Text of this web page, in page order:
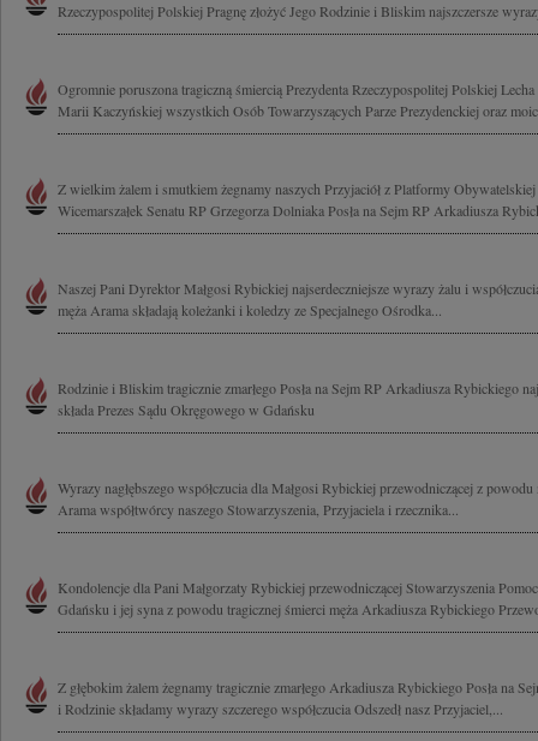
Rzeczypospolitej Polskiej Pragnę złożyć Jego Rodzinie i Bliskim najszczersze
Ogromnie poruszona tragiczną śmiercią Prezydenta Rzeczypospolitej Polskiej
Marii Kaczyńskiej wszystkich Osób Towarzyszących Parze Prezydenckiej oraz
Z wielkim żalem i smutkiem żegnamy naszych Przyjaciół z Platformy
Wicemarszałek Senatu RP Grzegorza Dolniaka Posła na Sejm RP Arkadiusza
Naszej Pani Dyrektor Małgosi Rybickiej najserdeczniejsze wyrazy żalu i
męża Arama składają koleżanki i koledzy ze Specjalnego Ośrodka...
Rodzinie i Bliskim tragicznie zmarłego Posła na Sejm RP Arkadiusza Rybickiego
składa Prezes Sądu Okręgowego w Gdańsku
Wyrazy nagłębszego współczucia dla Małgosi Rybickiej przewodniczącej z powodu
Arama współtwórcy naszego Stowarzyszenia, Przyjaciela i rzecznika...
Kondolencje dla Pani Małgorzaty Rybickiej przewodniczącej Stowarzyszenia
Gdańsku i jej syna z powodu tragicznej śmierci męża Arkadiusza Rybickiego
Z głębokim żalem żegnamy tragicznie zmarłego Arkadiusza Rybickiego Posła na
i Rodzinie składamy wyrazy szczerego współczucia Odszedł nasz Przyjaciel,...